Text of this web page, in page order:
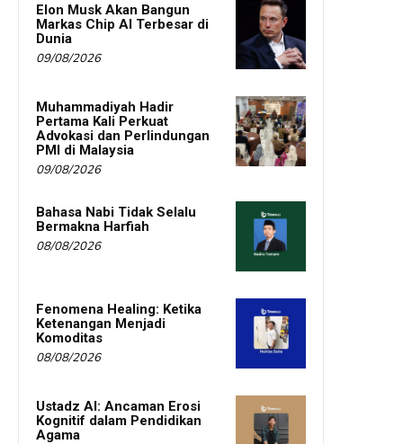
Elon Musk Akan Bangun
Markas Chip AI Terbesar di
Dunia
09/08/2026
Muhammadiyah Hadir
Pertama Kali Perkuat
Advokasi dan Perlindungan
PMI di Malaysia
09/08/2026
Bahasa Nabi Tidak Selalu
Bermakna Harfiah
08/08/2026
Fenomena Healing: Ketika
Ketenangan Menjadi
Komoditas
08/08/2026
Ustadz AI: Ancaman Erosi
Kognitif dalam Pendidikan
Agama